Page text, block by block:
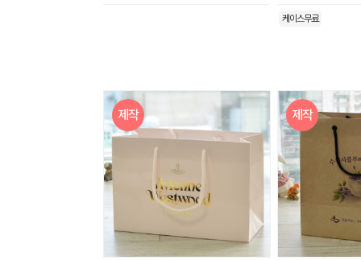
케이스무료
제작 제작